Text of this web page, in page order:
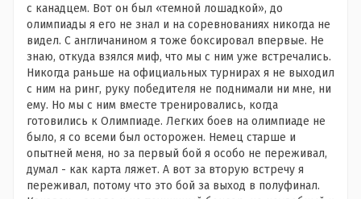
с канадцем. Вот он был «темной лошадкой», до
олимпиады я его не знал и на соревнованиях никогда не
видел. С англичанином я тоже боксировал впервые. Не
знаю, откуда взялся миф, что мы с ним уже встречались.
Никогда раньше на официальных турнирах я не выходил
с ним на ринг, руку победителя не поднимали ни мне, ни
ему. Но мы с ним вместе тренировались, когда
готовились к Олимпиаде. Легких боев на олимпиаде не
было, я со всеми был осторожен. Немец старше и
опытней меня, но за первый бой я особо не переживал,
думал - как карта ляжет. А вот за вторую встречу я
переживал, потому что это бой за выход в полуфинал.